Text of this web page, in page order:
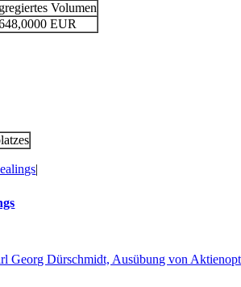
Volumen
EUR
|
Georg Dürschmidt, Ausübung von